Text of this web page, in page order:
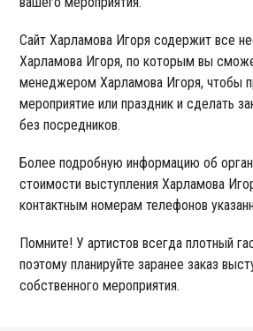
Сайт Харламова Игоря содержит все
Харламова Игоря, по которым вы
менеджером Харламова Игоря, чтобы
мероприятие или праздник и сделать
без посредников.
Более подробную информацию об
стоимости выступления Харламова
контактным номерам телефонов
Помните! У артистов всегда плотный
поэтому планируйте заранее заказ
собственного мероприятия.